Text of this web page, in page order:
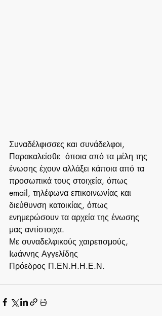
Συναδέλφισσες και συνάδελφοι,
Παρακαλείσθε  όποια από τα μέλη της
ένωσης έχουν αλλάξει κάποια από τα
προσωπικά τους στοιχεία, όπως
email, τηλέφωνα επικοινωνίας και
διεύθυνση κατοικίας, όπως
ενημερώσουν τα αρχεία της ένωσης
μας αντίστοιχα.
Με συναδελφικούς χαιρετισμούς,
Ιωάννης Αγγελίδης
Πρόεδρος Π.ΕΝ.Η.Η.Ε.Ν.